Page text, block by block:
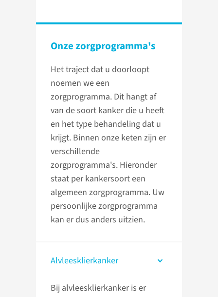
Onze zorgprogramma's
Het traject dat u doorloopt
noemen we een
zorgprogramma. Dit hangt af
van de soort kanker die u heeft
en het type behandeling dat u
krijgt. Binnen onze keten zijn er
verschillende
zorgprogramma's. Hieronder
staat per kankersoort een
algemeen zorgprogramma. Uw
persoonlijke zorgprogramma
kan er dus anders uitzien.
Alvleesklierkanker
Bij alvleesklierkanker is er